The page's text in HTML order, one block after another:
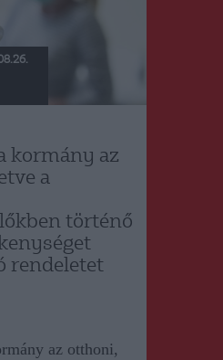
kormány az
a
történő
rendeletet
az otthoni,